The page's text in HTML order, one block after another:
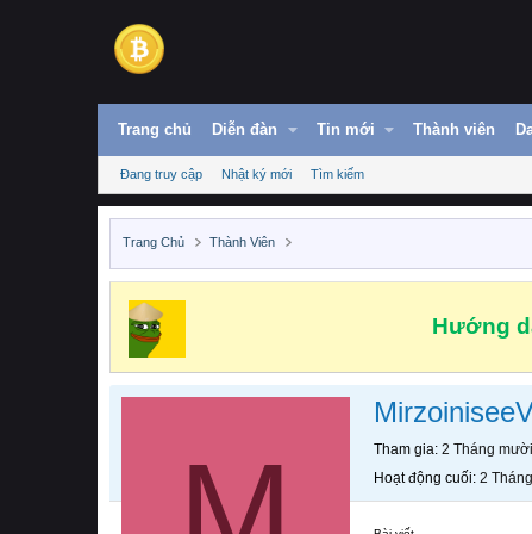
Trang chủ Diễn đàn Tin mới Thành viên
Đang truy cập Nhật ký mới Tìm kiếm
Trang Chủ Thành Viên
Hướng
Tham gia 2 Tháng
Hoạt động cuối 2